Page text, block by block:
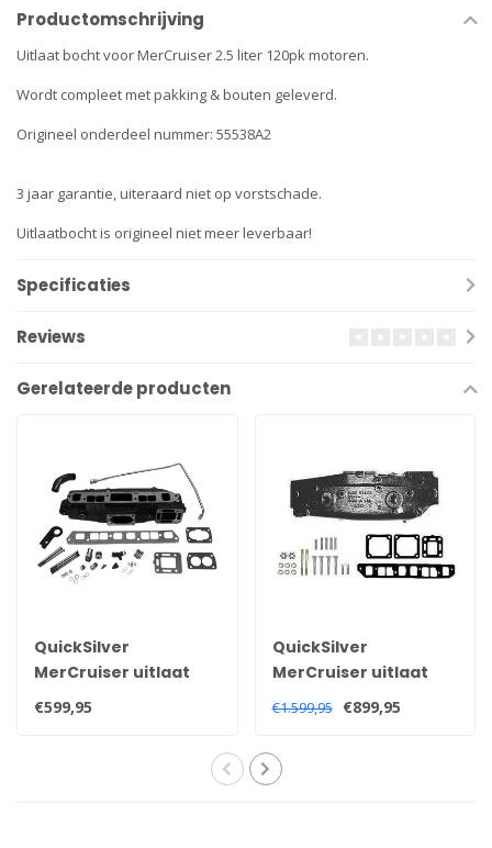
Productomschrijving
Uitlaat bocht voor MerCruiser 2.5 liter 120pk motoren.
Wordt compleet met pakking & bouten geleverd.
Origineel onderdeel nummer: 55538A2
3 jaar garantie, uiteraard niet op vorstschade.
Uitlaatbocht is origineel niet meer leverbaar!
Specificaties
Reviews
Gerelateerde producten
QuickSilver
MerCruiser uitlaat
spruitstuk voor 3.0
Liter 181 CID 140PK 1990
€599,95
QuickSilver
MerCruiser uitlaat
spruitstuk voor 3.0
liter motoren 1968-
€1.599,95 €899,95